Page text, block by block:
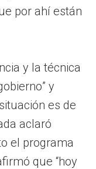
por ahí están
y la técnica
y
es de
aclaró
el programa
que “hoy